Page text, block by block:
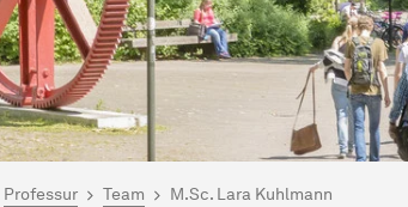
hier:
Professur Team M.Sc. Lara Kuhlmann